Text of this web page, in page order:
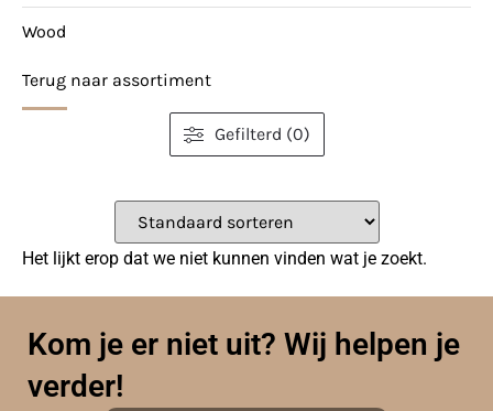
Wood
Terug naar assortiment
Gefilterd (0)
Het lijkt erop dat we niet kunnen vinden wat je zoekt.
Kom je er niet uit? Wij helpen je
verder!